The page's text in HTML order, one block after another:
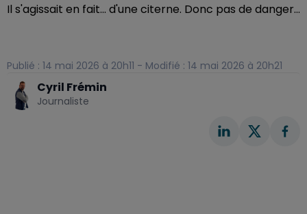
Il s'agissait en fait... d'une citerne. Donc pas de danger...
Publié : 14 mai 2026 à 20h11 - Modifié : 14 mai 2026 à 20h21
Cyril Frémin
Journaliste